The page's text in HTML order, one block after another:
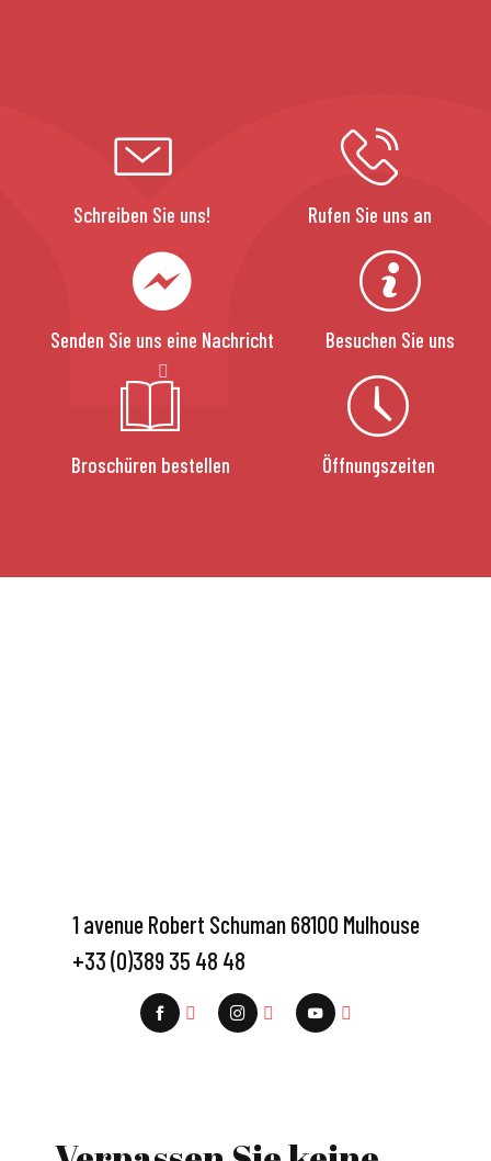
Schreiben Sie uns! Rufen Sie uns an
Senden Sie uns eine Nachricht Besuchen Sie uns
Broschüren bestellen Öffnungszeiten
1 avenue Robert Schuman 68100 Mulhouse
+33 (0)389 35 48 48